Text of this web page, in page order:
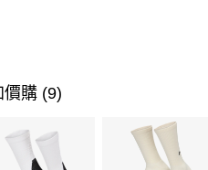
價購 (9)